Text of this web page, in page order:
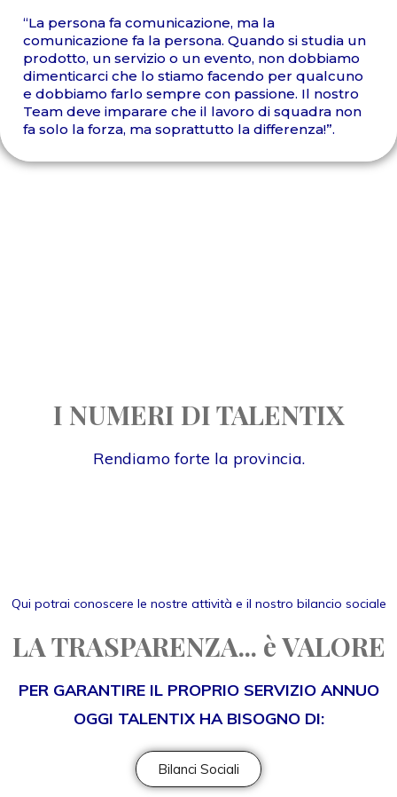
“La persona fa comunicazione, ma la
comunicazione fa la persona. Quando si studia un
prodotto, un servizio o un evento, non dobbiamo
dimenticarci che lo stiamo facendo per qualcuno
e dobbiamo farlo sempre con passione. Il nostro
Team deve imparare che il lavoro di squadra non
fa solo la forza, ma soprattutto la differenza!”.
I NUMERI DI TALENTIX
Rendiamo forte la provincia.
Qui potrai conoscere le nostre attività e il nostro bilancio sociale
LA TRASPARENZA... è VALORE
PER GARANTIRE IL PROPRIO SERVIZIO ANNUO
OGGI TALENTIX HA BISOGNO DI:
Bilanci Sociali